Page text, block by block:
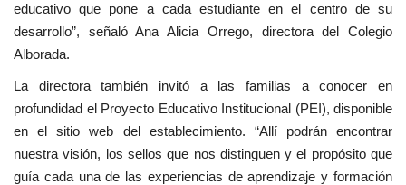
educativo que pone a cada estudiante en el centro de su
desarrollo”, señaló Ana Alicia Orrego, directora del Colegio
Alborada.
La directora también invitó a las familias a conocer en
profundidad el Proyecto Educativo Institucional (PEI), disponible
en el sitio web del establecimiento. “Allí podrán encontrar
nuestra visión, los sellos que nos distinguen y el propósito que
guía cada una de las experiencias de aprendizaje y formación